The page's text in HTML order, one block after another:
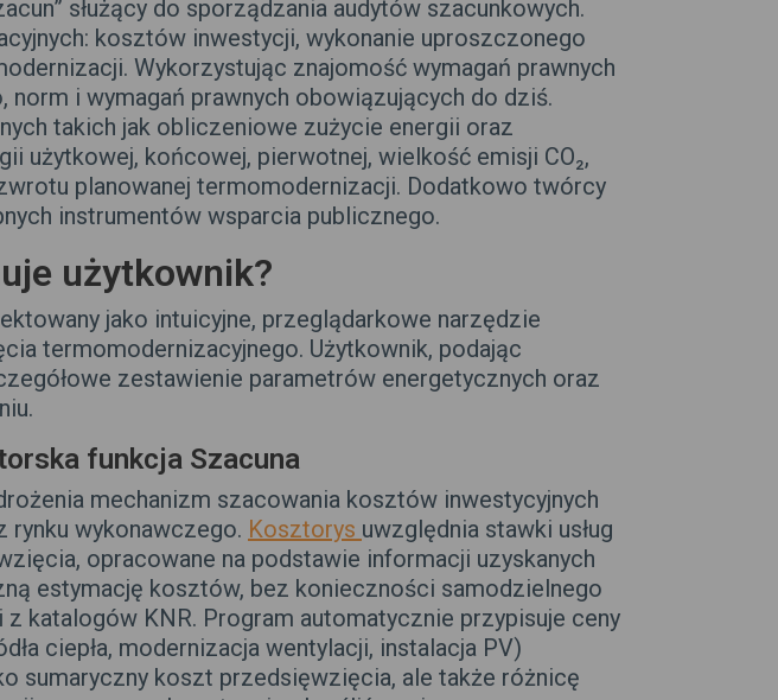
służący do sporządzania audytów szacunkowych.
kosztów inwestycji, wykonanie uproszczonego
Wykorzystując znajomość wymagań prawnych
i wymagań prawnych obowiązujących do dziś.
takich jak obliczeniowe zużycie energii oraz
użytkowej, końcowej, pierwotnej, wielkość emisji CO₂,
planowanej termomodernizacji. Dodatkowo twórcy
instrumentów wsparcia publicznego.
użytkownik?
jako intuicyjne, przeglądarkowe narzędzie
termomodernizacyjnego. Użytkownik, podając
zestawienie parametrów energetycznych oraz
funkcja Szacuna
mechanizm szacowania kosztów inwestycyjnych
rynku wykonawczego. Kosztorys uwzględnia stawki usług
opracowane na podstawie informacji uzyskanych
estymację kosztów, bez konieczności samodzielnego
katalogów KNR. Program automatycznie przypisuje ceny
ciepła, modernizacja wentylacji, instalacja PV)
sumaryczny koszt przedsięwzięcia, ale także różnicę